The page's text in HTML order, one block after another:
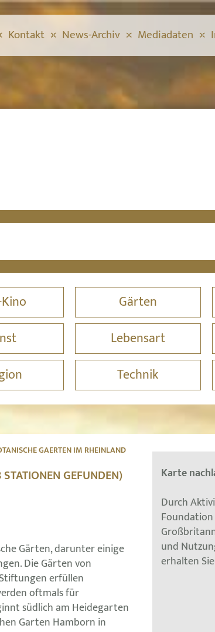
Kontakt News-Archiv Mediadaten
Gärten
Lebensart
Technik
GAERTEN IM RHEINLAND
GEFUNDEN)
Gärten, darunter einige
Die Gärten von
erfüllen
oftmals für
südlich am Heidegarten
Garten Hamborn in
Karte
Durch
und
erhalten